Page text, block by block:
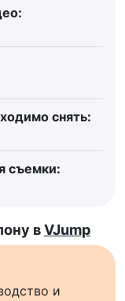
снять:
съемки:
вVJump
и